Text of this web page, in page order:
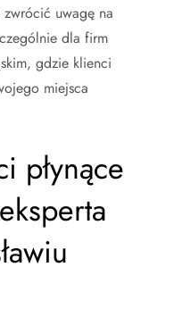
uwagę na
dla firm
gdzie klienci
miejsca
płynące